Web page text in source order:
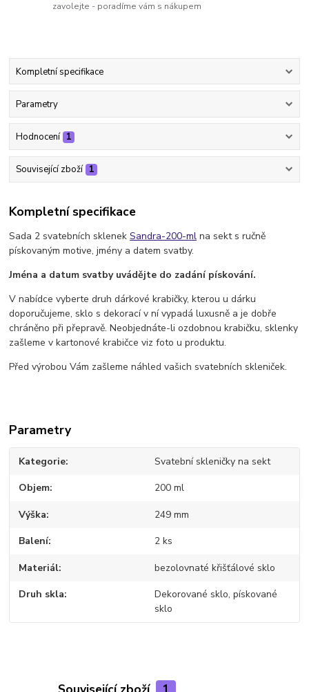
zavolejte - poradíme vám s nákupem
Kompletní specifikace
Parametry
Hodnocení 1
Související zboží 1
Kompletní specifikace
Sada 2 svatebních sklenekSandra-200-ml na sekt s ručně
pískovaným motive, jmény a datem svatby.
Jména a datum svatby uvádějte do zadání pískování.
V nabídce vyberte druh dárkové krabičky, kterou u dárku
doporučujeme, sklo s dekorací v ní vypadá luxusně a je dobře
chráněno při přepravě. Neobjednáte-li ozdobnou krabičku, sklenky
zašleme v kartonové krabičce viz foto u produktu.
Před výrobou Vám zašleme náhled vašich svatebních skleniček.
Parametry
Kategorie Svatební skleničky na sekt
Objem 200 ml
Výška 249 mm
Balení 2 ks
Materiál bezolovnaté křišťálové sklo
Druh skla
Dekorované sklo, pískované
sklo